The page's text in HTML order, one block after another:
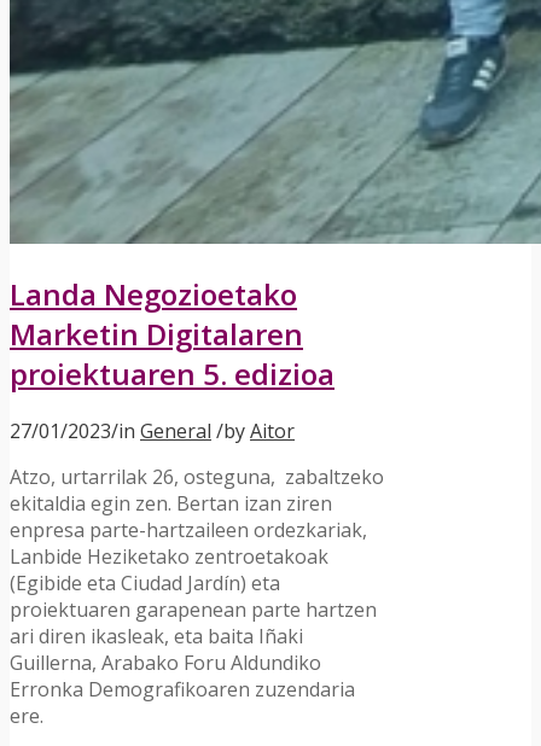
Landa Negozioetako
Marketin Digitalaren
proiektuaren 5. edizioa
27/01/2023/in General /byAitor
Atzo, urtarrilak 26, osteguna, zabaltzeko
ekitaldia egin zen. Bertan izan ziren
enpresa parte-hartzaileen ordezkariak,
Lanbide Heziketako zentroetakoak
(Egibide eta Ciudad Jardín) eta
proiektuaren garapenean parte hartzen
ari diren ikasleak, eta baita Iñaki
Guillerna, Arabako Foru Aldundiko
Erronka Demografikoaren zuzendaria
ere.